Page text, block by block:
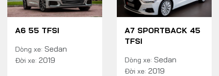
A6 55 TFSI
Dòng xe: Sedan
Đời xe: 2019
A7 SPORTBACK 45
TFSI
Dòng xe: Sedan
Đời xe: 2019